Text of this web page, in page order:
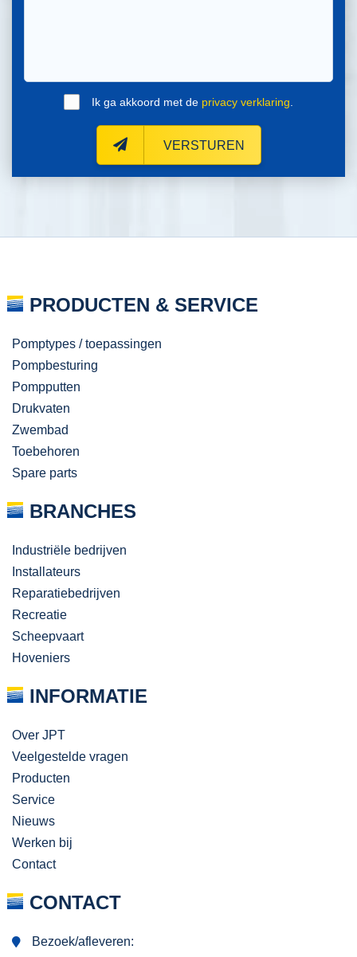
Ik ga akkoord met de privacy verklaring
VERSTUREN
PRODUCTEN & SERVICE
Pomptypes / toepassingen
Pompbesturing
Pompputten
Drukvaten
Zwembad
Toebehoren
Spare parts
BRANCHES
Industriële bedrijven
Installateurs
Reparatiebedrijven
Recreatie
Scheepvaart
Hoveniers
INFORMATIE
Over JPT
Veelgestelde vragen
Producten
Service
Nieuws
Werken bij
Contact
CONTACT
Bezoek/afleveren: